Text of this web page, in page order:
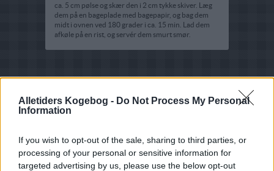
Alletiders Kogebog - Do Not Process My Personal
Information
If you wish to opt-out of the sale, sharing to third parties, or
processing of your personal or sensitive information for
targeted advertising by us, please use the below opt-out
ca. 5 cm pølse og skær den i 2 cm tykke skiver. Læg
dem på en bageplade med bagepapir, og bag dem
midt i ovnen ved 180 grader i ca. 15 min. Lad dem
afkøle på en rist, og servér dem smurt smør.